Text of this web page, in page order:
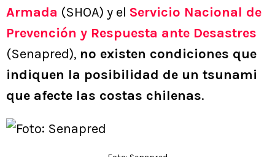
Armada (SHOA) y el Servicio Nacional de
Prevención y Respuesta ante Desastres
(Senapred), no existen condiciones que
indiquen la posibilidad de un tsunami
que afecte las costas chilenas.